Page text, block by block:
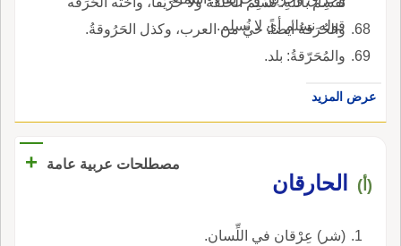
قوله نسلم أي لا نُسلم.
والحُرَقةُ أيضاً: حيّ من العرب، وكذل الحَرُوقةُ.
والمُحَرّقةُ: بلد.
عرض المزيد
مصطلحات عربية عامة +
(أ) الحارقان
(شر) عِرْقان في اللِّسان.